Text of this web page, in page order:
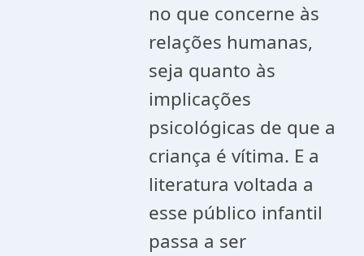
no que concerne às
relações humanas,
seja quanto às
implicações
psicológicas de que a
criança é vítima. E a
literatura voltada a
esse público infantil
passa a ser